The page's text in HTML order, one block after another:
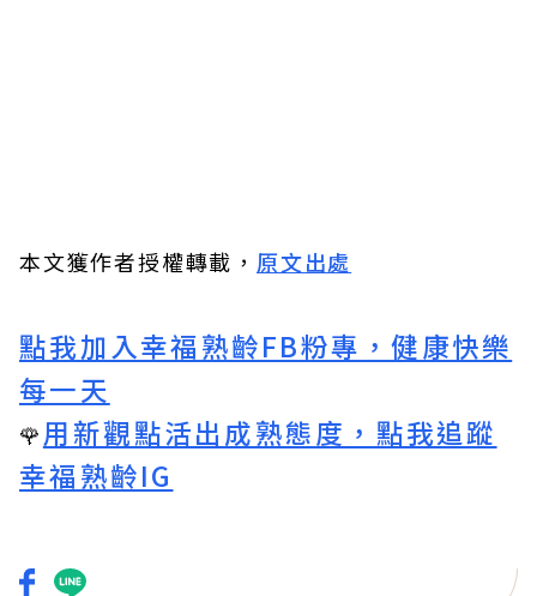
本文獲作者授權轉載， 原文出處
點我加入幸福熟齡FB粉專，健康快樂
每一天
🌹用新觀點活出成熟態度，點我追蹤
幸福熟齡IG